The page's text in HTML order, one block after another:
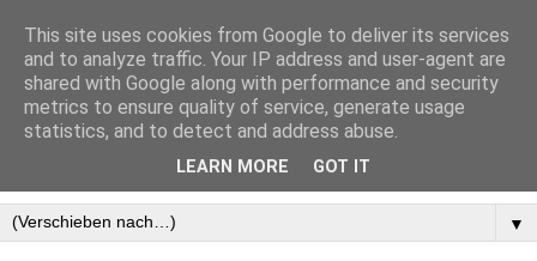
▼
This site uses cookies from Google to deliver its services
and to analyze traffic. Your IP address and user-agent are
shared with Google along with performance and security
metrics to ensure quality of service, generate usage
statistics, and to detect and address abuse.
LEARN MORE GOT IT